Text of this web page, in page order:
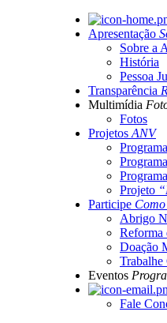
Apresentação
Sobre a
História
Pessoa
Transparência
Multimídia
Fotos
Projetos ANV
Programa
Programa
Programa
Projeto
Participe
Abrigo
Reforma
Doação
Trabalhe
Eventos
Fale